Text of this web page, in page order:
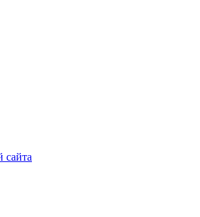
сайта